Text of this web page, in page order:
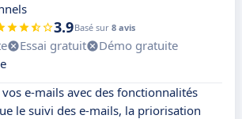
3.9Basé sur 8 avis
Essai gratuit
Démo gratuite
e-mails avec des fonctionnalités
le suivi des e-mails, la priorisation